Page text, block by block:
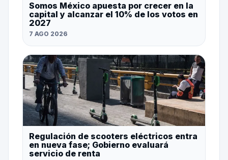
Somos México apuesta por crecer en la
capital y alcanzar el 10% de los votos en
2027
7 AGO 2026
Regulación de scooters eléctricos entra
en nueva fase; Gobierno evaluará
servicio de renta